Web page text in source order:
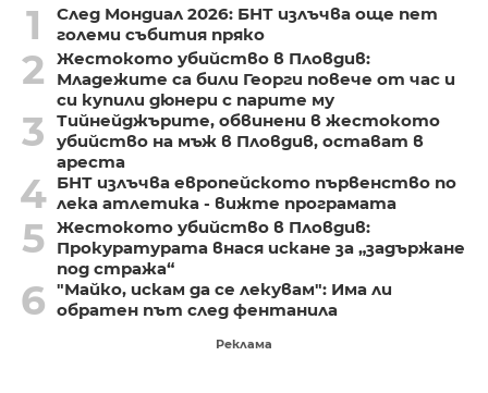
1
След Мондиал 2026: БНТ излъчва още пет
големи събития пряко
2
Жестокото убийство в Пловдив:
Младежите са били Георги повече от час и
си купили дюнери с парите му
3
Тийнейджърите, обвинени в жестокото
убийство на мъж в Пловдив, остават в
ареста
4 БНТ излъчва европейското първенство по
лека атлетика - вижте програмата
5 Жестокото убийство в Пловдив:
Прокуратурата внася искане за „задържане
под стража“
6 "Майко, искам да се лекувам": Има ли
обратен път след фентанила
Реклама